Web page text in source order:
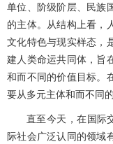
单位、阶级阶层、民族
的主体。从结构上看，
文化特色与现实样态，
建人类命运共同体，旨
和而不同的价值目标。
要从多元主体和而不同
直至今天，在国际
际社会广泛认同的领域